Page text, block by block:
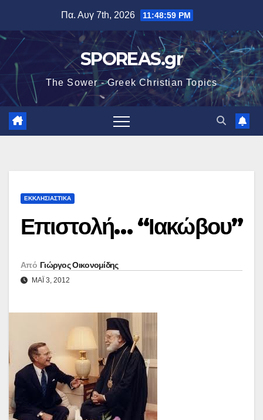
περιεχόμενο
Πα. Αυγ 7th, 2026 11:49:00 PM
SPOREAS.gr
The Sower - Greek Christian Topics
ΕΚΚΛΗΣΙΑΣΤΙΚΑ
Επιστολή… “Ιακώβου”
Από Γιώργος Οικονομίδης
ΜΑΪ́ 3, 2012